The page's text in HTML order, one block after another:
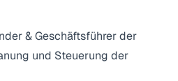
& Geschäftsführer der
und Steuerung der